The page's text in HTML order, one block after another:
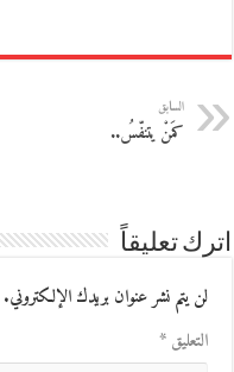
السابق
كمَنْ يتنفّسُ..
اترك تعليقاً
لن يتم نشر عنوان بريدك الإلكتروني.
التعليق*